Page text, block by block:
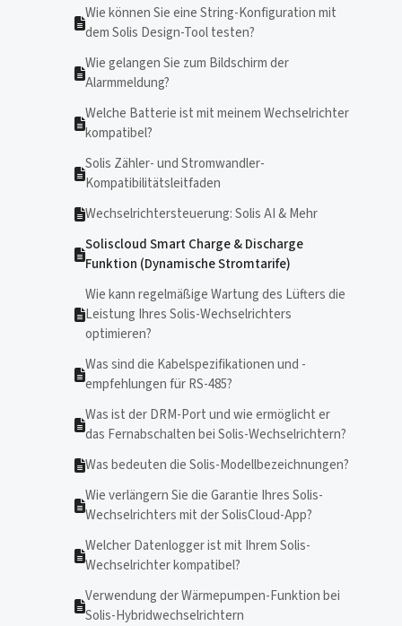
Wie können Sie eine String-Konfiguration mit
dem Solis Design-Tool testen?
Wie gelangen Sie zum Bildschirm der
Alarmmeldung?
Welche Batterie ist mit meinem Wechselrichter
kompatibel?
Solis Zähler- und Stromwandler-
Kompatibilitätsleitfaden
Wechselrichtersteuerung: Solis AI & Mehr
Soliscloud Smart Charge & Discharge
Funktion (Dynamische Stromtarife)
Wie kann regelmäßige Wartung des Lüfters die
Leistung Ihres Solis-Wechselrichters
optimieren?
Was sind die Kabelspezifikationen und -
empfehlungen für RS-485?
Was ist der DRM-Port und wie ermöglicht er
das Fernabschalten bei Solis-Wechselrichtern?
Was bedeuten die Solis-Modellbezeichnungen?
Wie verlängern Sie die Garantie Ihres Solis-
Wechselrichters mit der SolisCloud-App?
Welcher Datenlogger ist mit Ihrem Solis-
Wechselrichter kompatibel?
Verwendung der Wärmepumpen-Funktion bei
Solis-Hybridwechselrichtern